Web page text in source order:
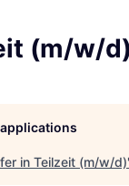
(m/w/d)
in Teilzeit (m/w/d)